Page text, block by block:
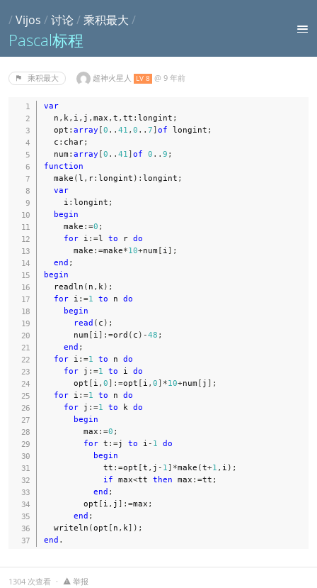
/Vijos /讨论 /乘积最大 /
Pascal标程
乘积最大 超神火星人 LV 8 @9 年前
var
  n
, k, i , j , max , t , tt : longint ;
  opt
: array [0 .. 41 , 0 .. 7]of longint ;
  c
: char;
  num
: array [0 .. 41]of 0 .. 9 ;
function
  make
(l , r: longint ) : longint ;
var
    i
: longint ;
begin
    make
:=0 ;
for i :=l to r do
      make
:=make*10+num [ i] ;
end ;
begin
  readln
( n , k) ;
for i :=1 to n do
begin
read ( c ) ;
      num
[ i] :=ord ( c ) -48 ;
end ;
for i :=1 to n do
for j :=1 to i do
      opt
[ i , 0] :=opt [ i , 0] *10+num [ j ] ;
for i :=1 to n do
for j :=1 to k do
begin
        max
:=0 ;
for t :=j to i - 1 do
begin
            tt
:=opt [t , j - 1] *make (t+1 , i ) ;
if max<tt then max :=tt ;
end ;
        opt
[ i , j ] :=max ;
end ;
  writeln
(opt [ n , k] ) ;
end .
1304 次查看 举报